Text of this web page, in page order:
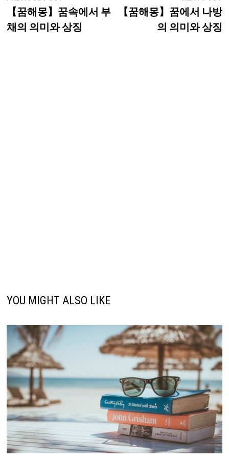
탐
색
post:
【꿈해몽】꿈속에서 부
채의 의미와 상징
【꿈해몽】꿈에서 나방
의 의미와 상징
YOU MIGHT ALSO LIKE